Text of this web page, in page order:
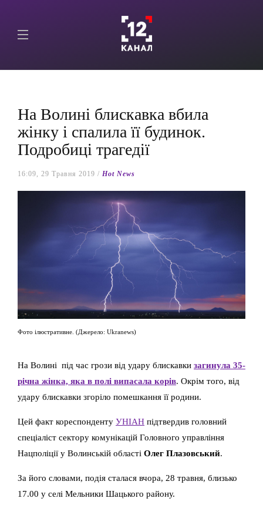
На Волині блискавка вбила
жінку і спалила її будинок.
Подробиці трагедії
16:09, 29 Травня 2019 / Hot News
Фото ілюстративне. (Джерело: Ukranews)
На Волині під час грози від удару блискавки загинула 35-
річна жінка, яка в полі випасала корів. Окрім того, від
удару блискавки згоріло помешкання її родини.
Цей факт кореспонденту УНІАН підтвердив головний
спеціаліст сектору комунікацій Головного управління
Нацполіції у Волинській області Олег Плазовський.
За його словами, подія сталася вчора, 28 травня, близько
17.00 у селі Мельники Шацького району.